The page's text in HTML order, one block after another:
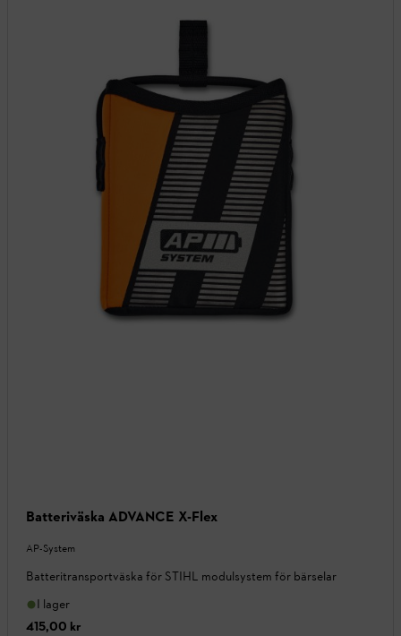
Batteriväska ADVANCE X-Flex
AP-System
Batteritransportväska för STIHL modulsystem för bärselar
I lager
415,00 kr